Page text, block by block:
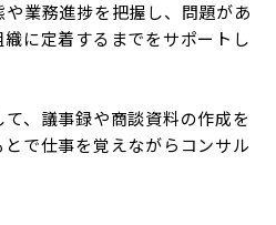
業務進捗を把握し、問題があ
に定着するまでをサポートし
、議事録や商談資料の作成を
で仕事を覚えながらコンサル